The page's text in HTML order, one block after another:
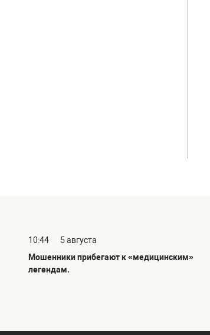
10:44
5 августа
Мошенники прибегают к «медицинским»
легендам.